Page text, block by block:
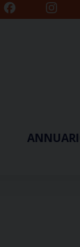
Facebook